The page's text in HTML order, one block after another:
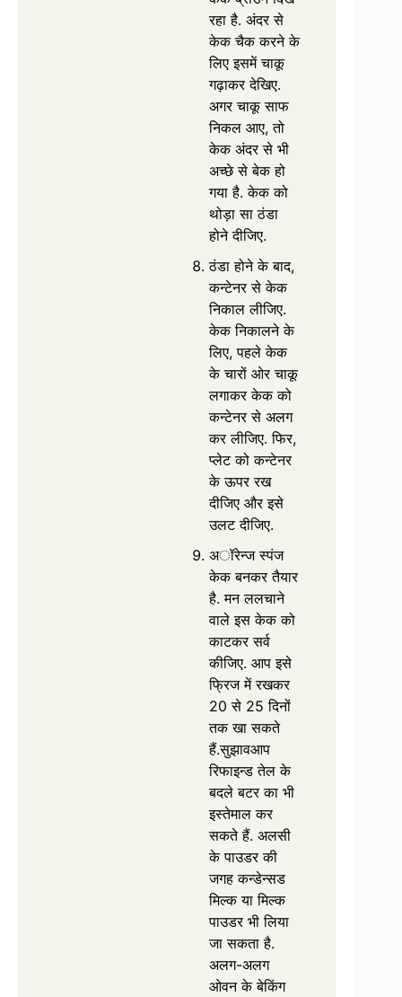
रहा है. अंदर से
केक चैक करने के
लिए इसमें चाकू
गढ़ाकर देखिए.
अगर चाकू साफ
निकल आए, तो
केक अंदर से भी
अच्छे से बेक हो
गया है. केक को
थोड़ा सा ठंडा
होने दीजिए.
ठंडा होने के बाद,
कन्टेनर से केक
निकाल लीजिए.
केक निकालने के
लिए, पहले केक
के चारों ओर चाकू
लगाकर केक को
कन्टेनर से अलग
कर लीजिए. फिर,
प्लेट को कन्टेनर
के ऊपर रख
दीजिए और इसे
उलट दीजिए.
अॉरेन्ज स्पंज
केक बनकर तैयार
है. मन ललचाने
वाले इस केक को
काटकर सर्व
कीजिए. आप इसे
फ्रिज में रखकर
20 से 25 दिनों
तक खा सकते
हैं.सुझावआप
रिफाइन्ड तेल के
बदले बटर का भी
इस्तेमाल कर
सकते हैं. अलसी
के पाउडर की
जगह कन्डेन्सड
मिल्क या मिल्क
पाउडर भी लिया
जा सकता है.
अलग-अलग
ओवन के बेकिंग